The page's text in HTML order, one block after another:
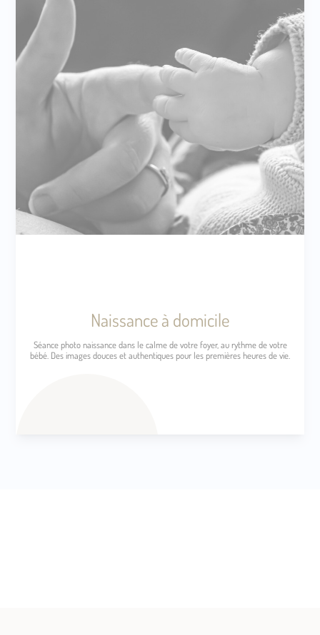
Naissance à domicile
Séance photo naissance dans le calme de votre foyer, au rythme de votre
bébé. Des images douces et authentiques pour les premières heures de vie.